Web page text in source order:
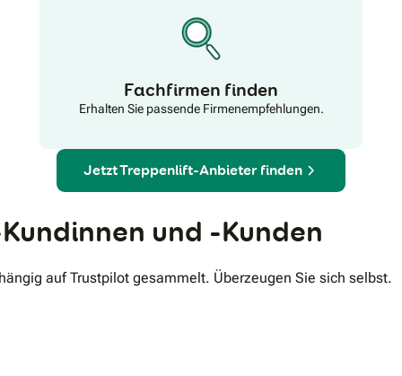
alle Optionen zu einer Treppenlift-Finanzierung.
Fachfirmen finden
Erhalten Sie passende Firmenempfehlungen.
Jetzt Treppenlift-Anbieter finden
und -Kunden
auf Trustpilot gesammelt. Überzeugen Sie sich selbst.